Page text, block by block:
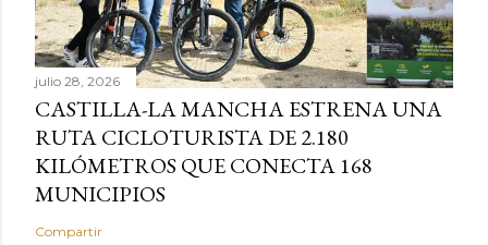
julio 28, 2026
CASTILLA-LA MANCHA ESTRENA UNA
RUTA CICLOTURISTA DE 2.180
KILÓMETROS QUE CONECTA 168
MUNICIPIOS
Compartir